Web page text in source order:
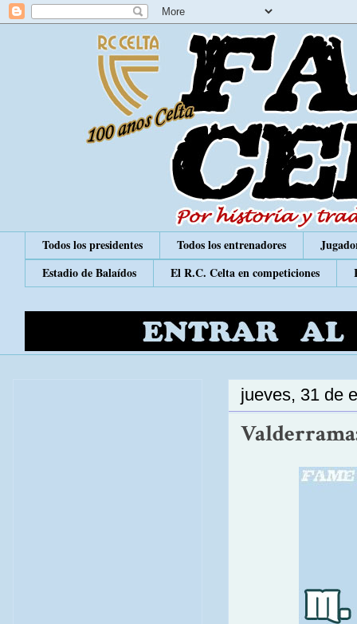
Todos los presidentes Todos los entrenadores
Estadio de Balaídos
El R.C. Celta en competiciones
jueves, 31 de